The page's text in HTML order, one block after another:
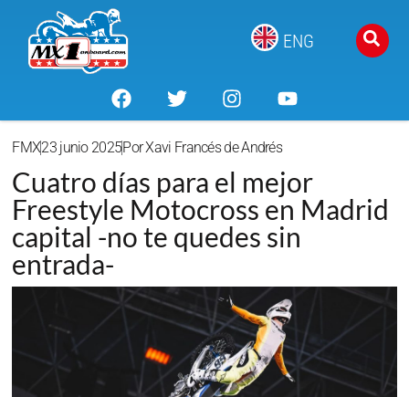
ENG
FMX23 junio 2025PorXavi Francés de Andrés
Cuatro días para el mejor
Freestyle Motocross en Madrid
capital -no te quedes sin
entrada-